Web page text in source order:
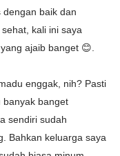
baik dan
kali ini saya
ajaib banget 😊.
enggak, nih? Pasti
banyak banget
sendiri sudah
Bahkan keluarga saya